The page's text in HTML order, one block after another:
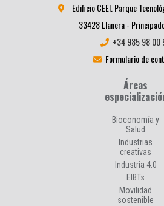
Edificio CEEI. Parque
33428 Llanera -
+34 985 98 00
Formulario de
Áreas
Bioconomía y
Salud
Industrias
creativas
Industria 4.0
EIBTs
Movilidad
sostenible